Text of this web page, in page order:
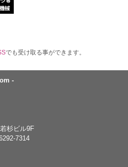
でも受け取る事ができます。
-
杉ビル9F
7314